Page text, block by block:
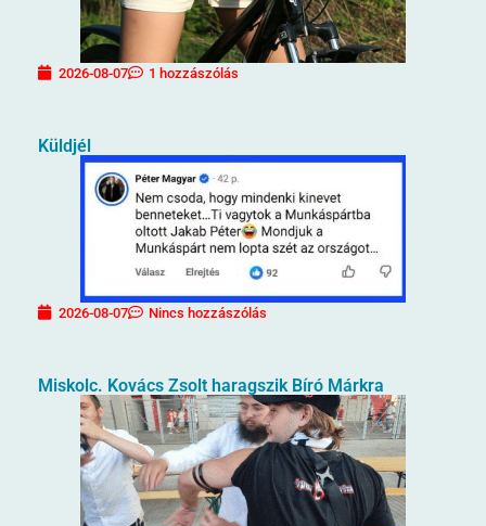
2026-08-07 1 hozzászólás
Küldjél
2026-08-07 Nincs hozzászólás
Miskolc. Kovács Zsolt haragszik Bíró Márkra